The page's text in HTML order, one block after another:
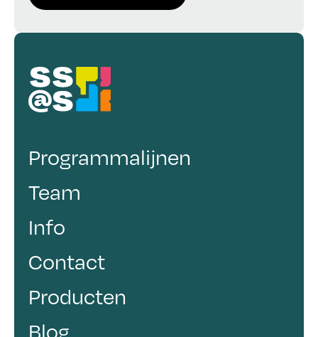
Schrijf je in voor de nieuwsbrief!
Programmalijnen
Team
Info
Contact
Producten
Blog